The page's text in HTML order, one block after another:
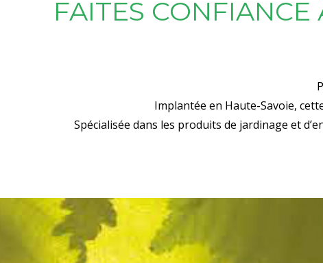
FAITES
Implantée en Haute-Savoie,
Spécialisée dans les produits de jardinage et